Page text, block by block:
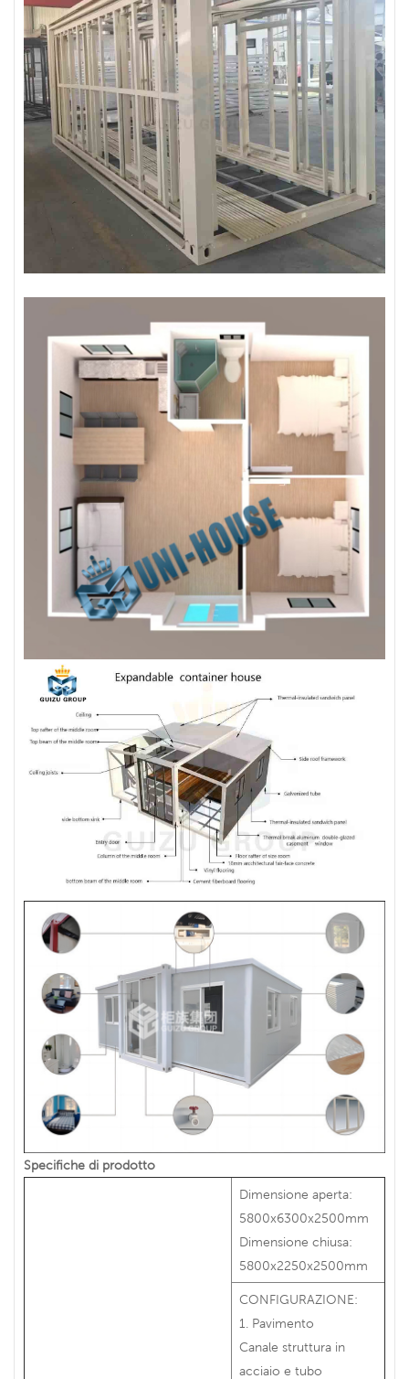
Specifiche di prodotto
Dimensione aperta:
5800x6300x2500mm
Dimensione chiusa:
5800x2250x2500mm
CONFIGURAZIONE:
1. Pavimento
Canale struttura in
acciaio e tubo